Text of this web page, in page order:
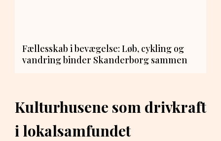
Fællesskab i bevægelse: Løb, cykling og
vandring binder Skanderborg sammen
Kulturhusene som drivkraft
i lokalsamfundet